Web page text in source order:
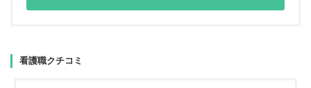
看護職クチコミ